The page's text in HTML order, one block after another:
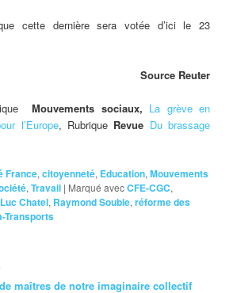
cette dernière sera votée d’ici le 23
Source Reuter
Mouvements sociaux, La grève en
l’Europe, Rubrique Revue Du brassage
France,citoyenneté, Education,Mouvements
,Travail | Marqué avecCFE-CGC,
Luc Chatel, Raymond Soubie,réforme des
Transports
maîtres de notre imaginaire collectif